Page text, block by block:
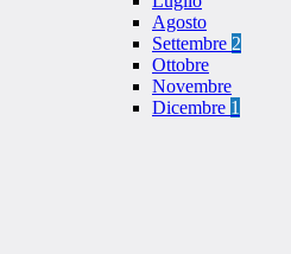
Agosto
Settembre 2
Ottobre
Novembre
Dicembre 1